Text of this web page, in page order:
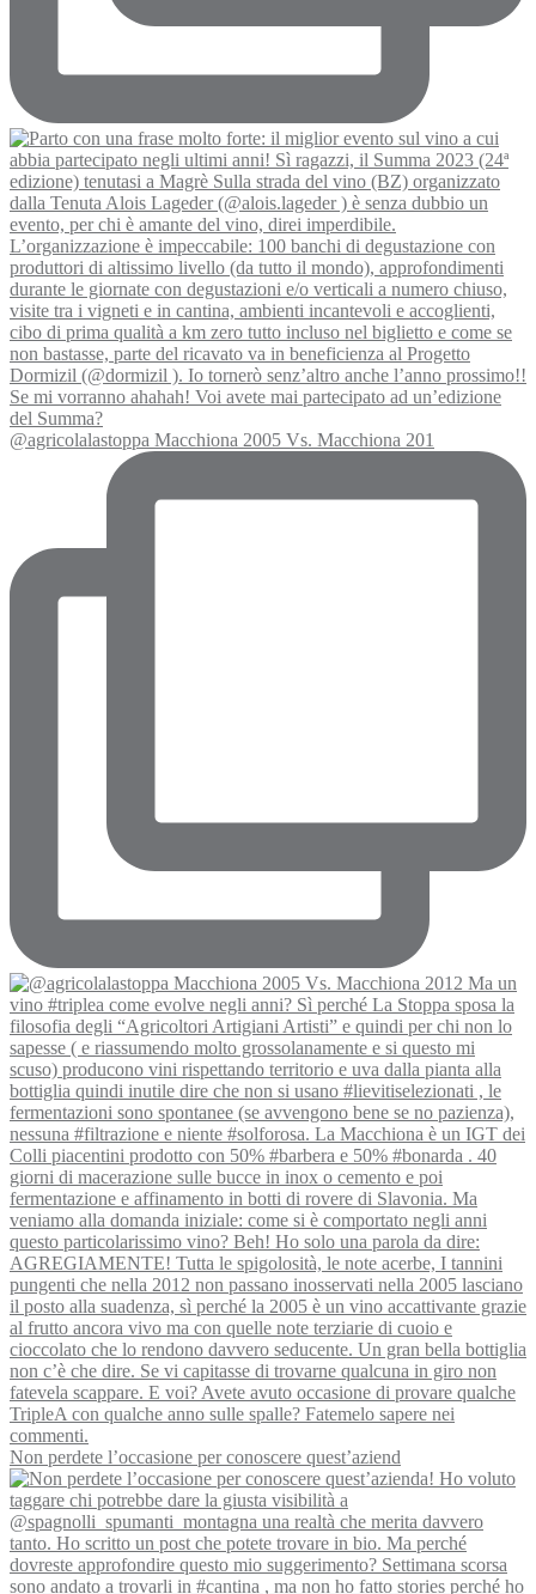
@agricolalastoppa Macchiona 2005 Vs. Macchiona 201
Non perdete l’occasione per conoscere quest’aziend